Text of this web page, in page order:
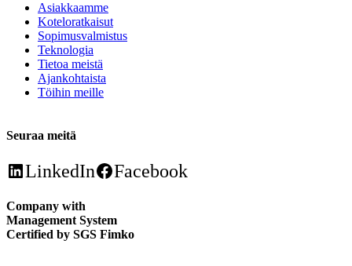
Asiakkaamme
Koteloratkaisut
Sopimusvalmistus
Teknologia
Tietoa meistä
Ajankohtaista
Töihin meille
Seuraa meitä
LinkedIn Facebook
Company with
Management System
Certified by SGS Fimko